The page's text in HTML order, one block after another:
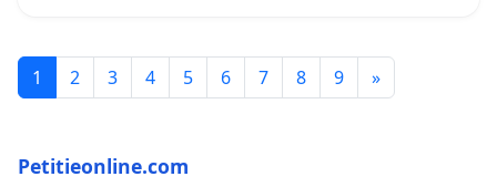
1 2 3 4 5 6 7 8 9 »
Petitieonline.com